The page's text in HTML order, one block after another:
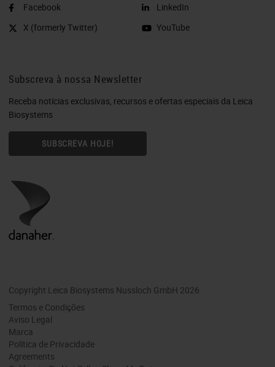
Facebook
X (formerly Twitter)
LinkedIn
YouTube
Subscreva à nossa Newsletter
Receba notícias exclusivas, recursos e ofertas especiais da Leica
Biosystems
SUBSCREVA HOJE!
Copyright Leica Biosystems Nussloch GmbH 2026
Termos e Condições
Aviso Legal
Marca
Política de Privacidade
Agreements